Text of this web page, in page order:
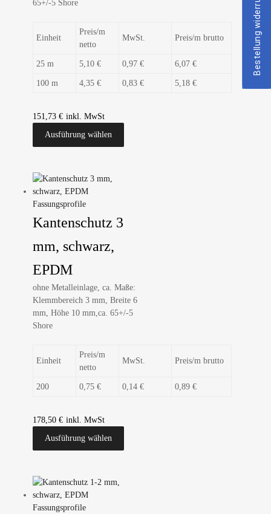
65+/-5 Shore
Einheit
Preis/m
netto
MwSt. Preis/m brutto
25 m 5,10 € 0,97 € 6,07 €
100 m 4,35 € 0,83 € 5,18 €
151,73 €
Ausführung wählen
Fassungsprofile
Kantenschutz 3
mm, schwarz,
EPDM
ohne Metalleinlage, ca. Maße:
Klemmbereich 3 mm, Breite 6
mm, Höhe 10 mm,ca. 65+/-5
Shore
Einheit
Preis/m
netto
MwSt. Preis/m brutto
200 0,75 € 0,14 € 0,89 €
178,50 €
Ausführung wählen
Fassungsprofile
Bestellung widerrufen